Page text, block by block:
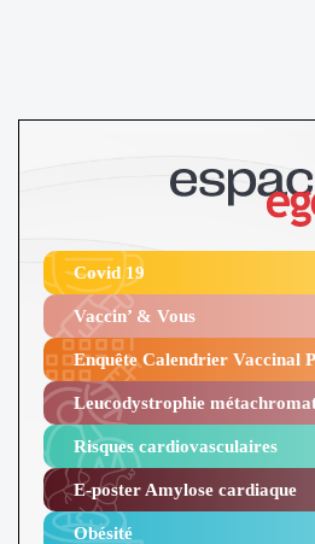
Covid 19
Vaccin’ & Vous
Enquête Calendrier Vaccinal
Leucodystrophie
Risques cardiovasculaires
E-poster Amylose cardiaque ​
Obésité ​